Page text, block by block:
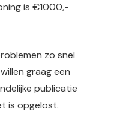
is €1000,-
zo snel
graag een
publicatie
is opgelost.